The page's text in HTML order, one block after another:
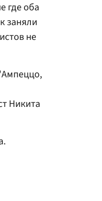
где оба
заняли
не
Никита